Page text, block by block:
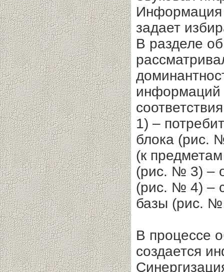
Информация
задает
В разделе
информаций
1) –
блока (рис.
(к
(рис. № 3) –
(рис. № 4) –
базы (рис. №
В процессе
создается